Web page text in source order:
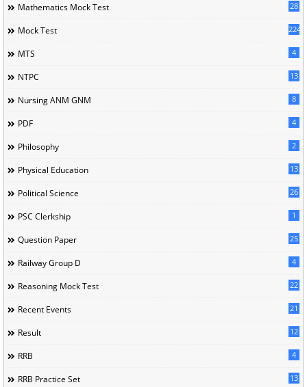
Mathematics Mock Test 28
Mock Test 224
MTS 4
NTPC 13
Nursing ANM GNM 8
PDF 4
Philosophy 2
Physical Education 13
Political Science 26
PSC Clerkship 1
Question Paper 25
Railway Group D 4
Reasoning Mock Test 22
Recent Events 21
Result 12
RRB 4
RRB Practice Set 13